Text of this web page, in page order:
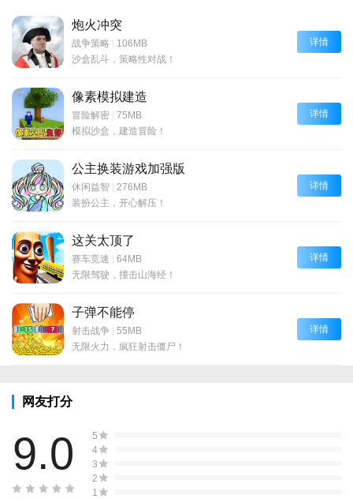
炮火冲突
战争策略 | 106MB
沙盒乱斗，策略性对战！
详情
像素模拟建造
冒险解密 | 75MB
模拟沙盒，建造冒险！
详情
公主换装游戏加强版
休闲益智 | 276MB
装扮公主，开心解压！
详情
这关太顶了
赛车竞速 | 64MB
无限驾驶，撞击山海经！
详情
子弹不能停
射击战争 | 55MB
无限火力，疯狂射击僵尸！
详情
网友打分
9.0
5
4
3
2
1